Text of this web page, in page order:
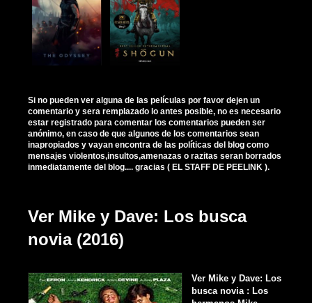
Si no pueden ver alguna de las películas por favor dejen un
comentario y sera remplazado lo antes posible, no es necesario
estar registrado para comentar los comentarios pueden ser
anónimo, en caso de que algunos de los comentarios sean
inapropiados y vayan encontra de las políticas del blog como
mensajes violentos,insultos,amenazas o razitas seran borrados
inmediatamente del blog.... gracias ( EL STAFF DE PEELINK ).
Ver Mike y Dave: Los busca
novia (2016)
Ver Mike y Dave: Los
busca novia : Los